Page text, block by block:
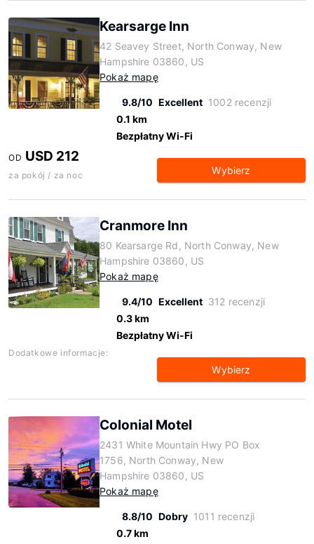
Kearsarge Inn
42 Seavey Street, North Conway, New
Hampshire 03860, US
Pokaż mapę
9.8/10 Excellent 1002 recenzji
0.1 km
Bezpłatny Wi-Fi
OD USD 212
za pokój / za noc Wybierz
Cranmore Inn
80 Kearsarge Rd, North Conway, New
Hampshire 03860, US
Pokaż mapę
9.4/10 Excellent 312 recenzji
0.3 km
Bezpłatny Wi-Fi
Dodatkowe informacje:
Wybierz
Colonial Motel
2431 White Mountain Hwy PO Box
1756, North Conway, New
Hampshire 03860, US
Pokaż mapę
8.8/10 Dobry 1011 recenzji
0.7 km